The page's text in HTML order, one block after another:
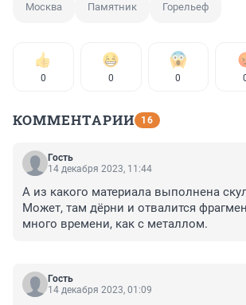
Москва Памятник Горельеф
0 0 0
КОММЕНТАРИИ 16
Гость
14 декабря 2023, 11:44
А из какого материала выполнена
Может, там дёрни и отвалится
много времени, как с металлом.
Гость
14 декабря 2023, 01:09